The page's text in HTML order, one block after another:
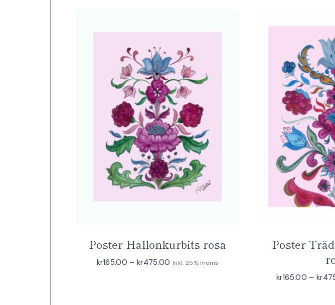
Poster Hallonkurbits rosa
kr165.00 – kr475.00 Prisintervall:
Inkl. 25% moms
Poster
kr165.00 – kr